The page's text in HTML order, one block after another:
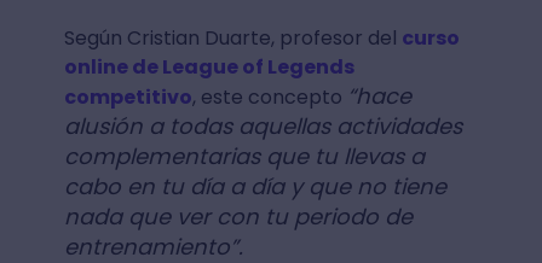
Según Cristian Duarte, profesor del curso
online de League of Legends
competitivo, este concepto “hace
alusión a todas aquellas actividades
complementarias que tu llevas a
cabo en tu día a día y que no tiene
nada que ver con tu periodo de
entrenamiento”.